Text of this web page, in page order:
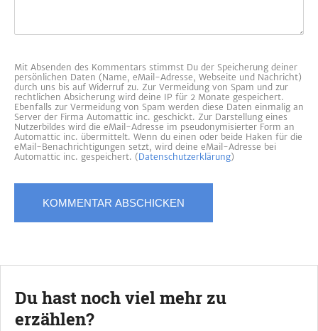
Mit Absenden des Kommentars stimmst Du der Speicherung deiner
persönlichen Daten (Name, eMail-Adresse, Webseite und Nachricht)
durch uns bis auf Widerruf zu. Zur Vermeidung von Spam und zur
rechtlichen Absicherung wird deine IP für 2 Monate gespeichert.
Ebenfalls zur Vermeidung von Spam werden diese Daten einmalig an
Server der Firma Automattic inc. geschickt. Zur Darstellung eines
Nutzerbildes wird die eMail-Adresse im pseudonymisierter Form an
Automattic inc. übermittelt. Wenn du einen oder beide Haken für die
eMail-Benachrichtigungen setzt, wird deine eMail-Adresse bei
Automattic inc. gespeichert. (Datenschutzerklärung)
Du hast noch viel mehr zu
erzählen?